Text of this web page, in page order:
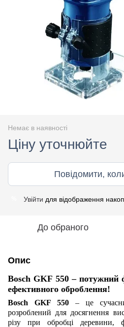
Немає в наявності
Ціну уточнюйте
Повідомити,
Увійти для відображення
До обраного
Опис
Bosch GKF 550 – потужний
ефективного оброблення!
Bosch GKF 550 – це
розроблений для досягнення
різу при обробці